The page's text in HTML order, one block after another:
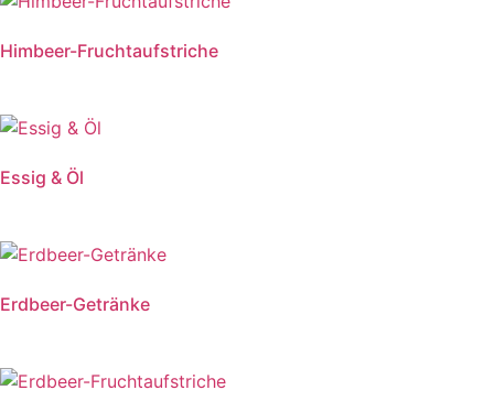
Himbeer-Fruchtaufstriche
Essig & Öl
Erdbeer-Getränke